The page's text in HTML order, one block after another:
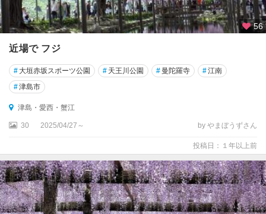
56
近場で フジ
# 大垣赤坂スポーツ公園 # 天王川公園 # 曼陀羅寺 #江南
#津島市
津島・愛西・蟹江
30 2025/04/27～ by やまぼうずさん
投稿日：１年以上前